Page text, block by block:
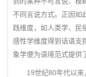
不同言说方式。正因如
践维度，如人类学、民
感性学维度得到话语支
象学便为语境范式提供
19世纪80年代以来